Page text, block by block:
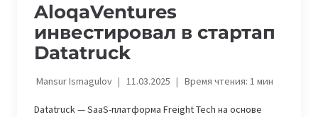
AloqaVentures
инвестировал в стартап
Datatruck
Mansur Ismagulov 11.03.2025 Время чтения: 1мин
Datatruck — SaaS-платформа Freight Tech на основе